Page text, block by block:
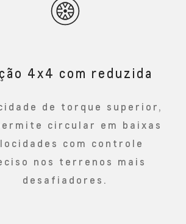
4x4 com reduzida
de torque superior,
circular em baixas
com controle
nos terrenos mais
desafiadores.